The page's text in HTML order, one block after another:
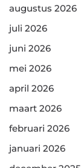
augustus 2026
juli 2026
juni 2026
mei 2026
april 2026
maart 2026
februari 2026
januari 2026